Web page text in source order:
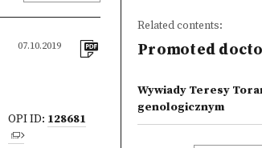
07.10.2019
OPI ID: 128681
Related contents:
Promoted
Wywiady Teresy
genologicznym